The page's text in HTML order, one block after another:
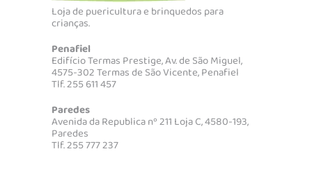
Loja de puericultura e brinquedos para
crianças.
Penafiel
Edifício Termas Prestige, Av. de São Miguel,
4575-302 Termas de São Vicente, Penafiel
Tlf. 255 611 457
Paredes
Avenida da Republica nº 211 Loja C, 4580-193,
Paredes
Tlf. 255 777 237